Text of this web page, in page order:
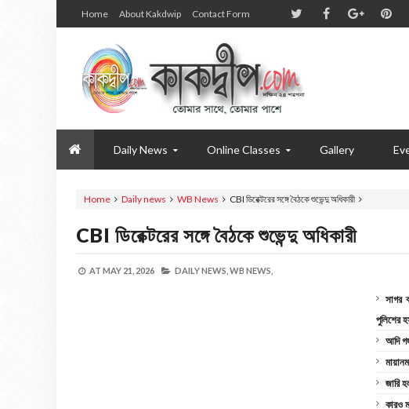
Home About Kakdwip Contact Form
Daily News Online Classes Gallery
Home Daily news WB News CBI ডিরেক্টরের সঙ্গে বৈঠকে শুভেন্দু অধিকারী
CBI ডিরেক্টরের সঙ্গে বৈঠকে শুভেন্দু অধিকারী
AT MAY 21, 2026 DAILY NEWS, WB NEWS,
সাগর
পুলিশের
আদি
জারি
কারও